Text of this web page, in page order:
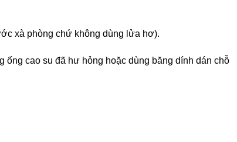
xà phòng chứ không dùng lửa hơ).
ống cao su đã hư hỏng hoặc dùng băng dính dán chỗ